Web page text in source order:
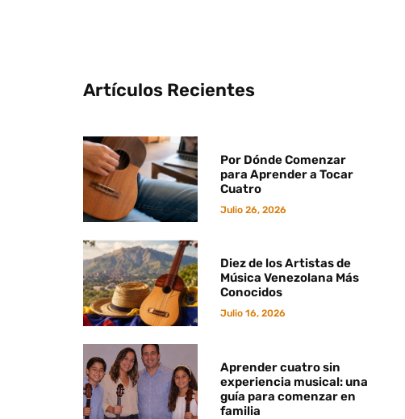
Artículos Recientes
Por Dónde Comenzar
para Aprender a Tocar
Cuatro
Julio 26, 2026
Diez de los Artistas de
Música Venezolana Más
Conocidos
Julio 16, 2026
Aprender cuatro sin
experiencia musical: una
guía para comenzar en
familia